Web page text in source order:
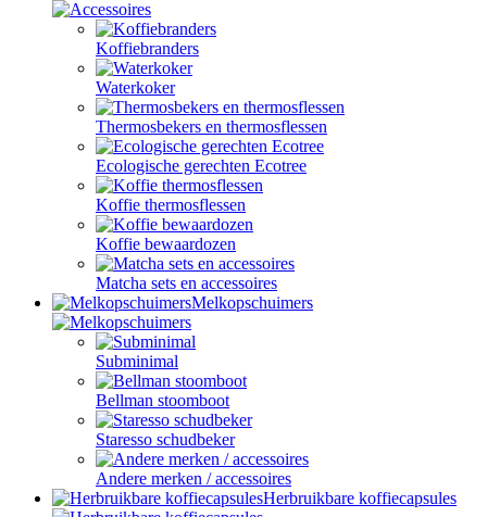
Koffiebranders
Waterkoker
Thermosbekers en thermosflessen
Ecologische gerechten Ecotree
Koffie thermosflessen
Koffie bewaardozen
Matcha sets en accessoires
Melkopschuimers
Subminimal
Bellman stoomboot
Staresso schudbeker
Andere merken / accessoires
Herbruikbare koffiecapsules